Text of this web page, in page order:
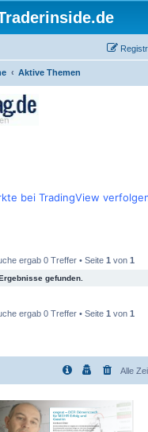
Aktive Themen
bei TradingView
ergab 0 Treffer • Seite 1 von 1
gefunden.
ergab 0 Treffer • Seite 1 von 1
Alle